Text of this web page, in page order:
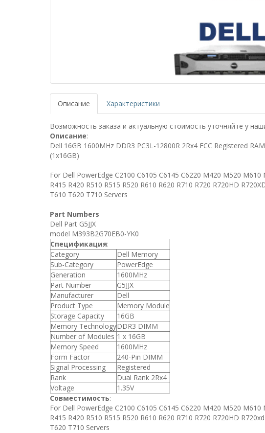
Описание Характеристики
Возможность заказа и актуальную стоимость уточняйте у
Описание:
Dell 16GB 1600MHz DDR3 PC3L-12800R 2Rx4 ECC Registered
(1x16GB)
For Dell PowerEdge C2100 C6105 C6145 C6220 M420 M520
R415 R420 R510 R515 R520 R610 R620 R710 R720 R720HD
T610 T620 T710 Servers
Part Numbers
Dell Part G5JJX
model M393B2G70EB0-YK0
Спецификация:
Category
Dell Memory
Sub-Category
PowerEdge
Generation
1600MHz
Part Number
G5JJX
Manufacturer
Dell
Product Type
Memory Module
Storage Capacity
16GB
Memory TechnologyDDR3 DIMM
Number of Modules 1 x 16GB
Memory Speed
1600MHz
Form Factor
240-Pin DIMM
Signal Processing
Registered
Rank
Dual Rank 2Rx4
Voltage
1.35V
Совместимость:
For Dell PowerEdge C2100 C6105 C6145 C6220 M420 M520
R415 R420 R510 R515 R520 R610 R620 R710 R720 R720HD
T620 T710 Servers